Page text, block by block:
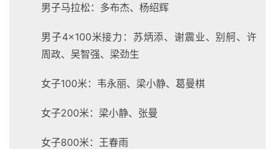
男子马拉松：多布杰、杨绍辉
男子4×100米接力：苏炳添、谢震业、别舸、许
周政、吴智强、梁劲生
女子100米：韦永丽、梁小静、葛曼棋
女子200米：梁小静、张曼
女子800米：王春雨